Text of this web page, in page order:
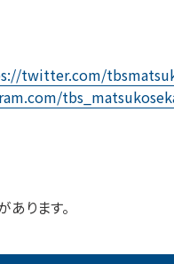
twitter.com/
ります。